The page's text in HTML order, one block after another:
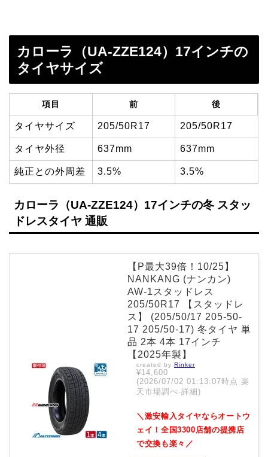
カローラ（UA-ZZE124）17インチの
タイヤサイズ
項目 前 後
タイヤサイズ 205/50R17 205/50R17
タイヤ外径 637mm 637mm
純正との外周差 3.5% 3.5%
カローラ（UA-ZZE124）17インチの冬 スタッ
ドレスタイヤ 通販
【P最大39倍！10/25】
NANKANG (ナンカン)
AW-1スタッドレス
205/50R17 【スタッドレ
ス】 (205/50/17 205-50-
17 205/50-17) 冬タイヤ 単
品 2本 4本 17インチ
【2025年製】
created by Rinker
¥14,600
(2026/07/02 01:13:07時点 楽
天市場調べ-詳細)
＼激安輸入タイヤならオートウ
ェイ！全国3300店舗の提携店
で交換も楽々／